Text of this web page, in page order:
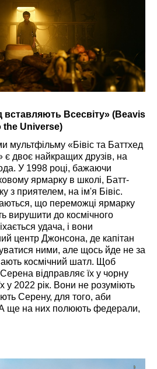
вставляють Всесвіту» (Beavis
the Universe)
«Бівіс та Баттхед
є двоє найкращих друзів, на
У 1998 році, бажаючи
ярмарку в школі, Батт-
з приятелем, на ім'я Бівіс.
що переможці ярмарку
вирушити до космічного
удача, і вони
центр Джонсона, де капітан
ними, але щось йде не за
космічний шатл. Щоб
відправляє їх у чорну
у 2022 рік. Вони не розуміють
Серену, для того, аби
ще на них полюють федерали,